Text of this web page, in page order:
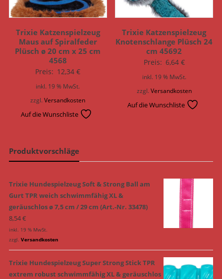
Trixie Katzenspielzeug
Maus auf Spiralfeder
Plüsch ø 20 cm x 25 cm
4568
Preis: 12,34€
inkl. 19 % MwSt.
zzgl.Versandkosten
Auf die Wunschliste
Trixie Katzenspielzeug
Knotenschlange Plüsch 24
cm 45692
Preis: 6,64 €
inkl. 19 % MwSt.
zzgl. Versandkosten
Auf die Wunschliste
Produktvorschläge
Trixie Hundespielzeug Soft & Strong Ball am
Gurt TPR weich schwimmfähig XL &
geräuschlos ø 7,5 cm / 29 cm (Art.-Nr. 33478)
8,54€
inkl. 19 % MwSt.
zzgl. Versandkosten
Trixie Hundespielzeug Super Strong Stick TPR
extrem robust schwimmfähig XL & geräuschlos